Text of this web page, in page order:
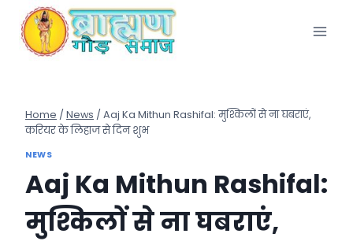
content
Home / News / Aaj Ka Mithun Rashifal: मुश्किलों से ना घबराएं,
करियर के लिहाज से दिन शुभ
NEWS
Aaj Ka Mithun Rashifal:
मुश्किलों से ना घबराएं,